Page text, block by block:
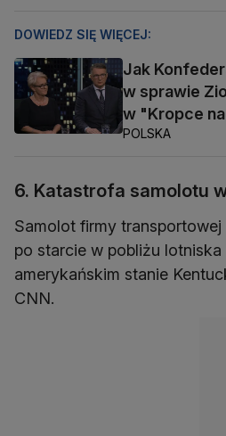
DOWIEDZ SIĘ WIĘCEJ:
Jak
w sprawie
w "Kropce
POLSKA
6. Katastrofa samolotu
Samolot firmy transportowej
po starcie w pobliżu
amerykańskim stanie
CNN.